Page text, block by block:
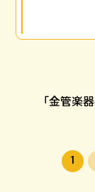
「金管楽
1